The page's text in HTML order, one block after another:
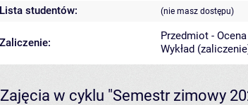
Lista studentów:
(nie masz dostępu)
Zaliczenie:
Przedmiot - Ocena
Wykład
Zajęcia w cyklu "Semestr zimowy